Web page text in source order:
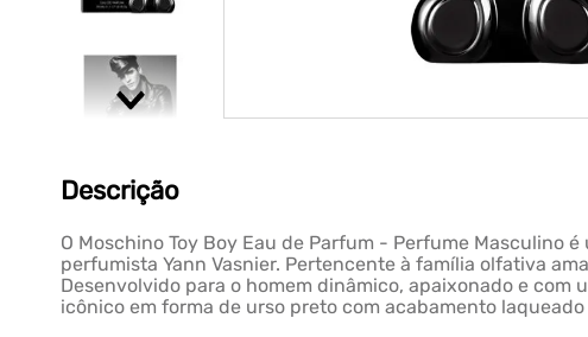
Descrição
O Moschino Toy Boy Eau de Parfum - Perfume Masculino
perfumista Yann Vasnier. Pertencente à família olfativa
Desenvolvido para o homem dinâmico, apaixonado e com
icônico em forma de urso preto com acabamento